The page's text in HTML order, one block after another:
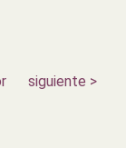
siguiente >